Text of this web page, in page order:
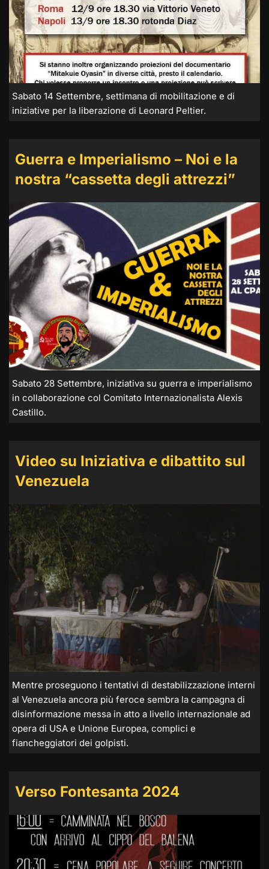
Sabato 14 Settembre, settimana di mobilitazione e di
iniziative per la liberazione di Leonard Peltier.
Guerra e Imperialismo – Noi e la
nostra “cassetta degli attrezzi”
Sabato 28 Settembre, iniziativa su guerra e imperialismo
in collaborazione col Comitato Internazionalista Alexis
Castillo.
Video su Iniziativa e dibattito sul
Venezuela
Mentre proseguono i tentativi di destabilizzazione interni
al Venezuela ancora più feroce sembra la campagna di
disinformazione messa in atto a livello internazionale ad
opera di USA e Unione Europea, complici e
fiancheggiatori dei golpisti.
Verso Fontesanta 2024